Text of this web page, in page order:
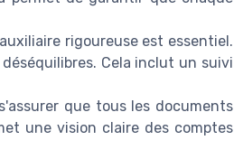
rigoureuse est essentiel.
Cela inclut un suivi
que tous les documents
une vision claire des comptes